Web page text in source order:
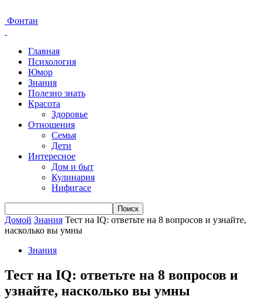
Фонтан
Главная
Психология
Юмор
Знания
Полезно знать
Красота
Здоровье
Отношения
Семья
Дети
Интересное
Дом и быт
Кулинария
Нифигасе
Домой Знания Тест на IQ: ответьте на 8 вопросов и узнайте,
насколько вы умны
Знания
Тест на IQ: ответьте на 8 вопросов и
узнайте, насколько вы умны